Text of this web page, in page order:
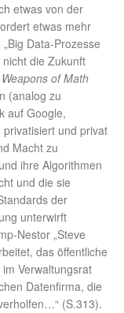
etwas von der
etwas mehr
Data-Prozesse
die Zukunft
Weapons of Math
(analog zu
auf Google,
privatisiert und privat
Macht zu
ihre Algorithmen
und die sie
der
unterwirft
Nestor „Steve
das öffentliche
Verwaltungsrat
Datenfirma, die
(S.313).